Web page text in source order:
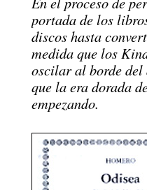
portada de los
discos hasta
medida que los
oscilar al borde del
que la era dorada
empezando.